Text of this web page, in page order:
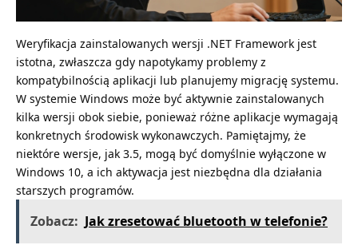
Weryfikacja zainstalowanych wersji .NET Framework jest
istotna, zwłaszcza gdy napotykamy problemy z
kompatybilnością aplikacji lub planujemy migrację systemu.
W systemie Windows może być aktywnie zainstalowanych
kilka wersji obok siebie, ponieważ różne aplikacje wymagają
konkretnych środowisk wykonawczych. Pamiętajmy, że
niektóre wersje, jak 3.5, mogą być domyślnie wyłączone w
Windows 10, a ich aktywacja jest niezbędna dla działania
starszych programów.
Zobacz: Jak zresetować bluetooth w telefonie?